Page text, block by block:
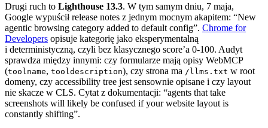
Drugi ruch to Lighthouse 13.3. W tym samym dniu, 7 maja,
Google wypuścił release notes z jednym mocnym akapitem: “New
agentic browsing category added to default config”. Chrome for
Developers opisuje kategorię jako eksperymentalną
i deterministyczną, czyli bez klasycznego score’a 0-100. Audyt
sprawdza między innymi: czy formularze mają opisy WebMCP
(toolname, tooldescription), czy strona ma /llms.txt w root
domeny, czy accessibility tree jest sensownie opisane i czy layout
nie skacze w CLS. Cytat z dokumentacji: “agents that take
screenshots will likely be confused if your website layout is
constantly shifting”.